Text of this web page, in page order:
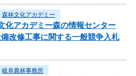
森林文化アカデミー
化アカデミー森の情報センター
改修工事に関する一般競争入札
岐阜農林事務所